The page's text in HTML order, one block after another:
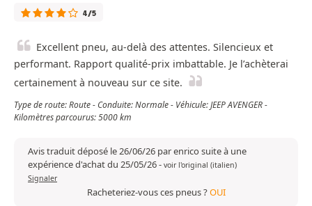
4/5
Excellent pneu, au-delà des attentes. Silencieux et
performant. Rapport qualité-prix imbattable. Je l’achèterai
certainement à nouveau sur ce site.
Type de route: Route - Conduite: Normale - Véhicule: JEEP AVENGER -
Kilomètres parcourus: 5000 km
Avis traduit déposé le 26/06/26 par enrico suite à une
expérience d'achat du 25/05/26- voir l'original (italien)
Signaler
Racheteriez-vous ces pneus ?OUI